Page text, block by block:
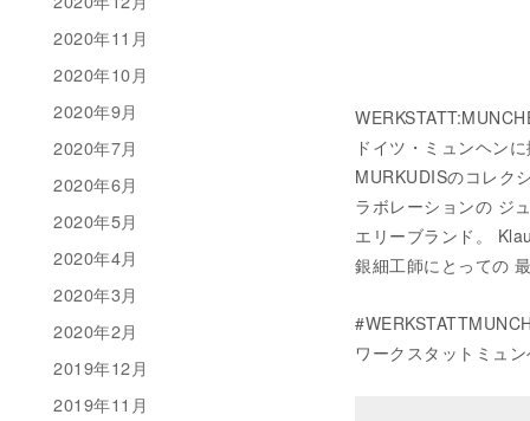
ドイツ・ミュンヘン
MURKUDISのコレク
ラボレーションの ジ
エリーブランド。
銀細工師にとっての
ワークスタットミュ
2020年11月
2020年10月
2020年9月
2020年7月
2020年6月
2020年5月
2020年4月
2020年3月
2020年2月
2019年12月
2019年11月